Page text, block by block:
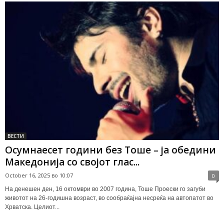
ВЕСТИ
Осумнаесет години без Тоше – ја обедини
Македонија со својот глас...
October 16, 2025 во 10:07 0
На денешен ден, 16 октомври во 2007 година, Тоше Проески го загуби
животот на 26-годишна возраст, во сообраќајна несреќа на автопатот во
Хрватска. Целиот...